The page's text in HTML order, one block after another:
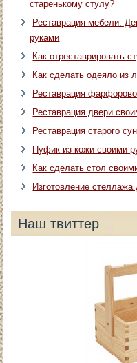
старенькому стулу?
Реставрация мебели.
руками
Как отреставрировать
Как сделать одеяло из
Реставрация
Реставрация двери
Реставрация старого
Пуфик из кожи своими
Как сделать стол
Изготовление
Наш твиттер